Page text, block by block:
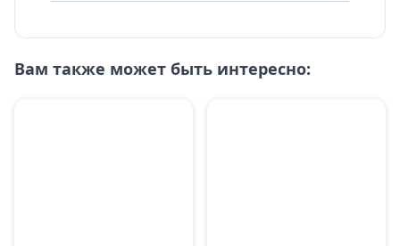
Вам также может быть интересно: